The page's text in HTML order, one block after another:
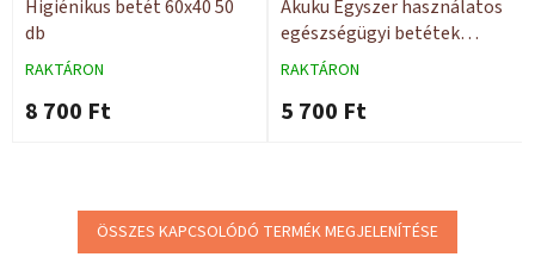
Higiénikus betét 60x40 50
db
RAKTÁRON
8 700 Ft
Akuku Egyszer használatos
egészségügyi betétek
PREMIUM 40x60 15 db
RAKTÁRON
5 700 Ft
ÖSSZES KAPCSOLÓDÓ TERMÉK MEGJELENÍTÉSE